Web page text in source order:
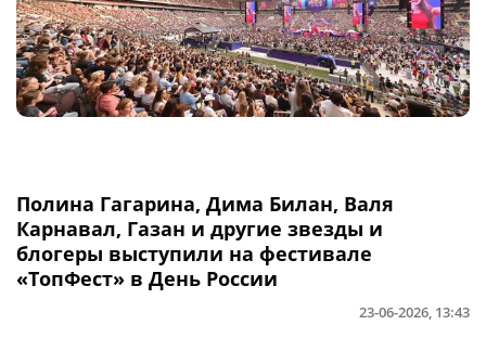
Полина Гагарина, Дима Билан, Валя
Карнавал, Газан и другие звезды и
блогеры выступили на фестивале
«ТопФест» в День России
23-06-2026, 13:43